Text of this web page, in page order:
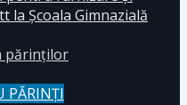
la Școala Gimnazială
părinților
PĂRINȚI